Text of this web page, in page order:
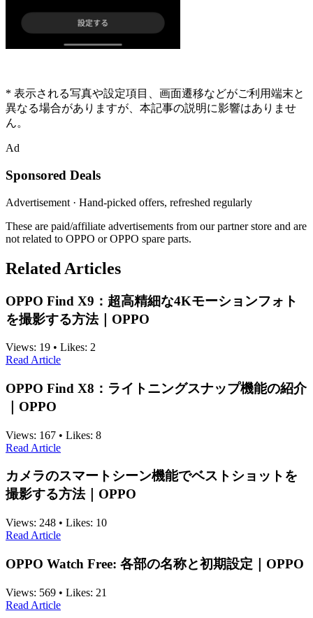
* 表示される写真や設定項目、画面遷移などがご利用端末と
異なる場合がありますが、本記事の説明に影響はありませ
ん。
Ad
Sponsored Deals
Advertisement · Hand-picked offers, refreshed regularly
These are paid/affiliate advertisements from our partner store and are
not related to OPPO or OPPO spare parts.
Related Articles
OPPO Find X9：超高精細な4Kモーションフォト
を撮影する方法｜OPPO
Views: 19 • Likes: 2
Read Article
OPPO Find X8：ライトニングスナップ機能の紹介
｜OPPO
Views: 167 • Likes: 8
Read Article
カメラのスマートシーン機能でベストショットを
撮影する方法｜OPPO
Views: 248 • Likes: 10
Read Article
OPPO Watch Free: 各部の名称と初期設定｜OPPO
Views: 569 • Likes: 21
Read Article